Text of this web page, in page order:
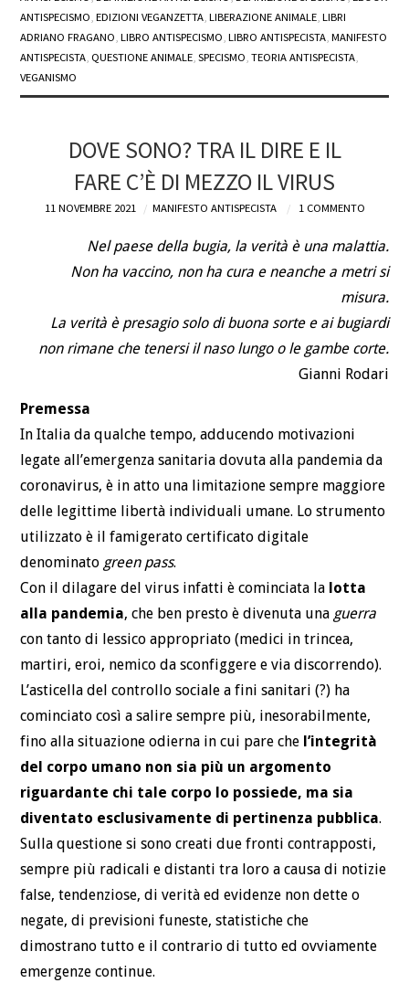
ANTISPECISMO ,EDIZIONI VEGANZETTA ,LIBERAZIONE ANIMALE ,LIBRI
ADRIANO FRAGANO ,LIBRO ANTISPECISMO ,LIBRO ANTISPECISTA ,MANIFESTO
ANTISPECISTA QUESTIONE ANIMALE ,SPECISMO ,TEORIA ANTISPECISTA
VEGANISMO
DOVE SONO? TRA IL DIRE E IL
FARE C’È DI MEZZO IL VIRUS
11 NOVEMBRE 2021 MANIFESTO ANTISPECISTA 1 COMMENTO
Nel paese della bugia, la verità è una malattia.
Non ha vaccino, non ha cura e neanche a metri si
misura.
La verità è presagio solo di buona sorte e ai bugiardi
non rimane che tenersi il naso lungo o le gambe corte.
Gianni Rodari
Premessa
In Italia da qualche tempo, adducendo motivazioni
legate all’emergenza sanitaria dovuta alla pandemia da
coronavirus, è in atto una limitazione sempre maggiore
delle legittime libertà individuali umane. Lo strumento
utilizzato è il famigerato certificato digitale
denominato green pass.
Con il dilagare del virus infatti è cominciata la lotta
alla pandemia, che ben presto è divenuta una guerra
con tanto di lessico appropriato (medici in trincea,
martiri, eroi, nemico da sconfiggere e via discorrendo).
L’asticella del controllo sociale a fini sanitari (?) ha
cominciato così a salire sempre più, inesorabilmente,
fino alla situazione odierna in cui pare che l’integrità
del corpo umano non sia più un argomento
riguardante chi tale corpo lo possiede, ma sia
diventato esclusivamente di pertinenza pubblica.
Sulla questione si sono creati due fronti contrapposti,
sempre più radicali e distanti tra loro a causa di notizie
false, tendenziose, di verità ed evidenze non dette o
negate, di previsioni funeste, statistiche che
dimostrano tutto e il contrario di tutto ed ovviamente
emergenze continue.